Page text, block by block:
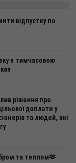
відпустку по
з тимчасовою
рішення про
доплати у
та людей, які
та теплом🫶